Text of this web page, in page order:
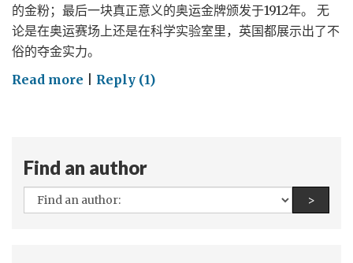
的金粉；最后一块真正意义的奥运金牌颁发于1912年。 无
论是在奥运赛场上还是在科学实验室里，英国都展示出了不
俗的夺金实力。
Read more on
们
里
Reply (1)
Find an author
All
authors:
>Find